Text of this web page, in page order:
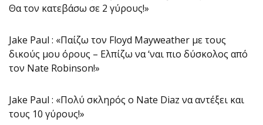
Θα τον κατεβάσω σε 2 γύρους!»
Jake Paul : «Παίζω τον Floyd Mayweather με τους
δικούς μου όρους – Ελπίζω να ‘ναι πιο δύσκολος από
τον Nate Robinson!»
Jake Paul : «Πολύ σκληρός ο Nate Diaz να αντέξει και
τους 10 γύρους!»